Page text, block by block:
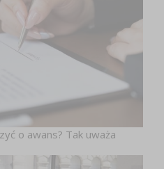
o awans? Tak uważa